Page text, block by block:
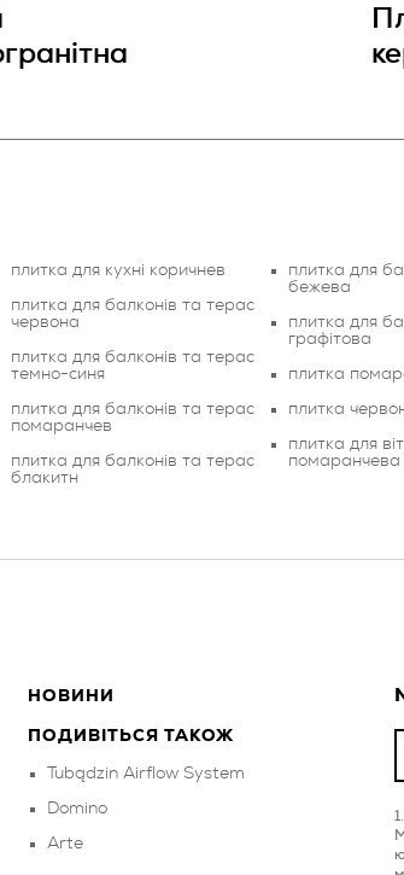
плитка для кухні коричнев
плитка для балконів та терас
червона
плитка для балконів та терас
темно-синя
плитка для балконів та терас
помаранчев
плитка для балконів та терас
блакитн
плитка для
бежева
плитка для
графітова
плитка
плитка
плитка для
помаранчева
НОВИНИ
ПОДИВІТЬСЯ ТАКОЖ
Tubądzin Airflow System
Domino
Arte